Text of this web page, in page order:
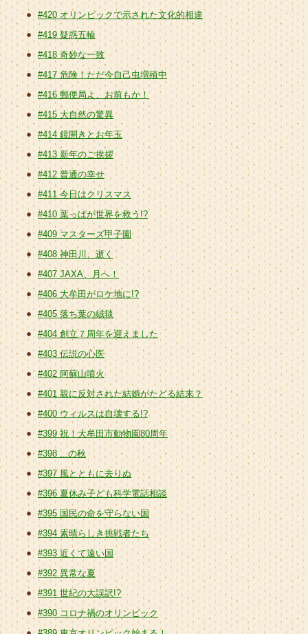
#420 オリンピックで示された文化的相違
#419 疑惑五輪
#418 奇妙な一致
#417 危険！ただ今自己虫増殖中
#416 郵便局よ、お前もか！
#415 大自然の驚異
#414 鏡開きとお年玉
#413 新年のご挨拶
#412 普通の幸せ
#411 今日はクリスマス
#410 葉っぱが世界を救う!?
#409 マスターズ甲子園
#408 神田川、逝く
#407 JAXA、月へ！
#406 大牟田がロケ地に!?
#405 落ち葉の絨毯
#404 創立７周年を迎えました
#403 伝説の心医
#402 阿蘇山噴火
#401 親に反対された結婚がたどる結末？
#400 ウィルスは自壊する!?
#399 祝！大牟田市動物園80周年
#398 ...の秋
#397 風とともに去りぬ
#396 夏休み子ども科学電話相談
#395 国民の命を守らない国
#394 素晴らしき挑戦者たち
#393 近くて遠い国
#392 異常な夏
#391 世紀の大誤訳!?
#390 コロナ禍のオリンピック